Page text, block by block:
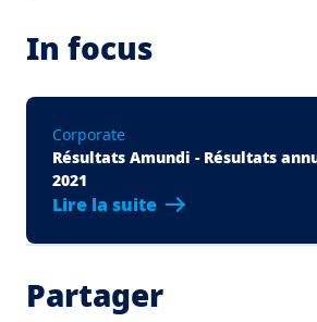
In focus
Corporate
Résultats Amundi - Résultats
2021
Lire la suite
Partager